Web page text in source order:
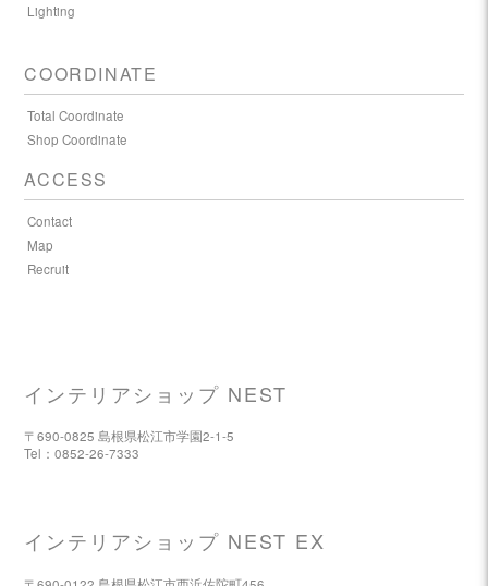
Lighting
COORDINATE
Total Coordinate
Shop Coordinate
ACCESS
Contact
Map
Recruit
インテリアショップ NEST
〒690-0825 島根県松江市学園2-1-5
Tel：0852-26-7333
インテリアショップ NEST EX